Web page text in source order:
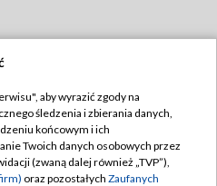
TVP
TVP
prywatności
aby wyrazić zgody na
śledzenia i zbierania danych,
końcowym i ich
Twoich danych osobowych przez
(zwaną dalej również „TVP”),
oraz pozostałych Zaufanych